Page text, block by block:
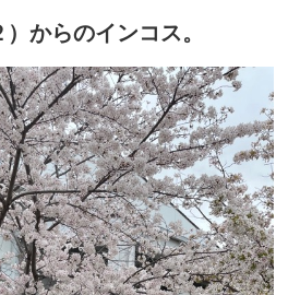
からのインコス。